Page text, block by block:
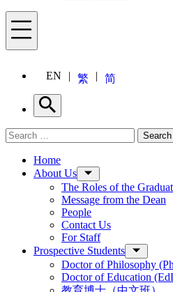
Menu
EN 繁 简
Search
Search for: Search
Home
About Us
The Roles of the
Message from the Dean
People
Contact Us
For Staff
Prospective Students
Doctor of Philosophy
Doctor of Education